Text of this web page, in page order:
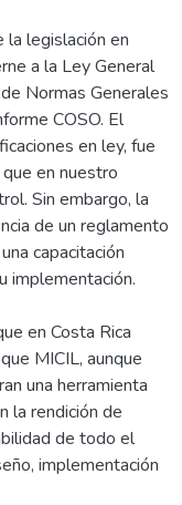
la legislación en
a la Ley General
Normas Generales
COSO. El
en ley, fue
en nuestro
Sin embargo, la
de un reglamento
capacitación
implementación.
en Costa Rica
MICIL, aunque
una herramienta
la rendición de
de todo el
implementación